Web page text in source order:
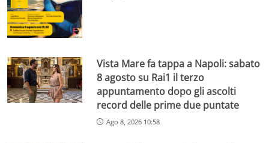
Vista Mare fa tappa a Napoli: sabato
8 agosto su Rai1 il terzo
appuntamento dopo gli ascolti
record delle prime due puntate
Ago 8, 2026 10:58